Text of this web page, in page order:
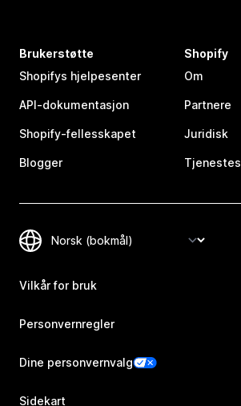
Brukerstøtte
Shopifys hjelpesenter
API-dokumentasjon
Shopify-fellesskapet
Blogger
Shopify
Om
Partnere
Juridisk
Vilkår for bruk
Personvernregler
Dine personvernvalg
Sidekart